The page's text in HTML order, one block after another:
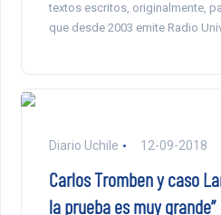
textos escritos, originalmente,
que desde 2003 emite Radio
Diario Uchile 12-09-2018
Carlos Tromben y caso
la prueba es muy grande”